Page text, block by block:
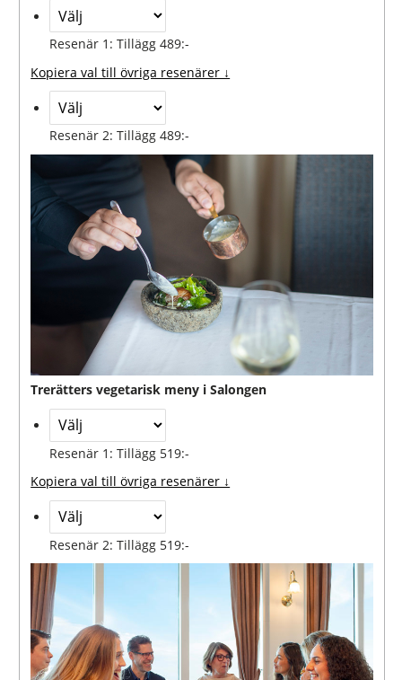
Resenär 1: Tillägg 489:-
Kopiera val till övriga resenärer ↓
Resenär 2: Tillägg 489:-
Trerätters vegetarisk meny i Salongen
Resenär 1: Tillägg 519:-
Kopiera val till övriga resenärer ↓
Resenär 2: Tillägg 519:-